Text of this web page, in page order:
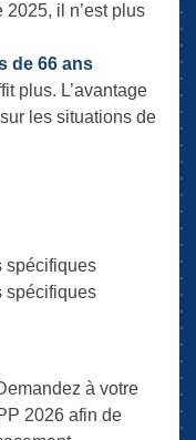
2025, il n’est plus
de 66 ans
plus. L’avantage
les situations de
spécifiques
spécifiques
à votre
2026 afin de